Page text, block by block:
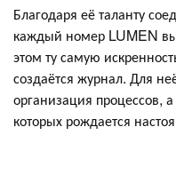
Благодаря её таланту
каждый номер LUMEN
этом ту самую
создаётся журнал. Для
организация процессов,
которых рождается